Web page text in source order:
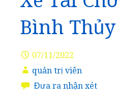
Bình
07/11/2022
quản trị viên
Đưa ra nhận xét